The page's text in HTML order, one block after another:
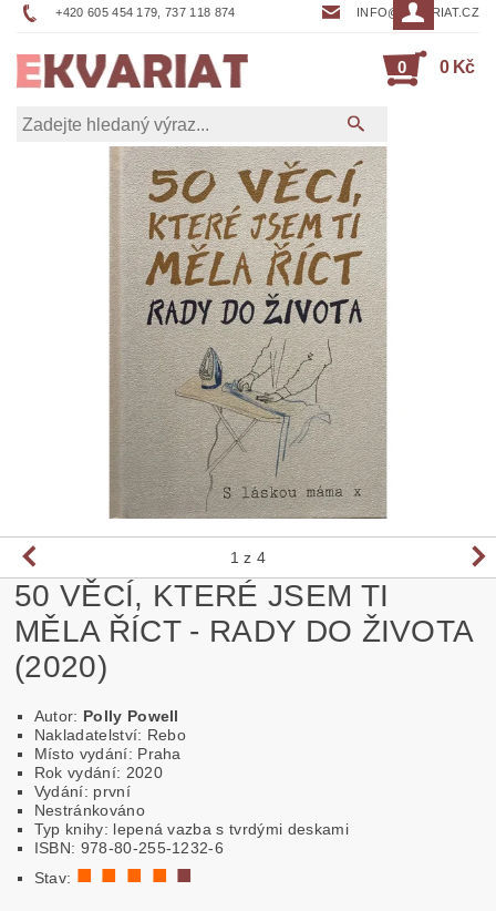
+420 605 454 179, 737 118 874 INFO@EKVARIAT.CZ
0 0 Kč
1 z 4
50 VĚCÍ, KTERÉ JSEM TI
MĚLA ŘÍCT - RADY DO ŽIVOTA
(2020)
Autor: Polly Powell
Nakladatelství: Rebo
Místo vydání: Praha
Rok vydání: 2020
Vydání: první
Nestránkováno
Typ knihy: lepená vazba s tvrdými deskami
ISBN: 978-80-255-1232-6
Stav: ■ ■ ■ ■ ■